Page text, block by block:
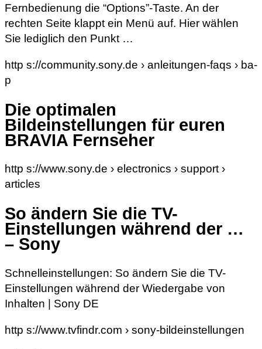
Fernbedienung die “Options”-Taste. An der
rechten Seite klappt ein Menü auf. Hier wählen
Sie lediglich den Punkt …
http s://community.sony.de › anleitungen-faqs › ba-
p
Die optimalen
Bildeinstellungen für euren
BRAVIA Fernseher
http s://www.sony.de › electronics › support ›
articles
So ändern Sie die TV-
Einstellungen während der …
– Sony
Schnelleinstellungen: So ändern Sie die TV-
Einstellungen während der Wiedergabe von
Inhalten | Sony DE
http s://www.tvfindr.com › sony-bildeinstellungen